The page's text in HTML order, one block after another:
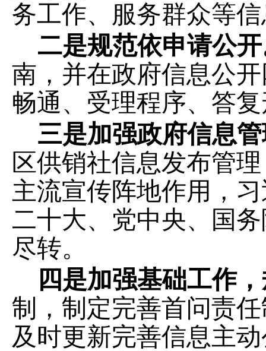
务工作、服务群众等
二是规范依申请公
南，并在政府信息公
畅通、受理程序、答
三是加强政府信息
区供销社信息发布管
主流宣传阵地作用，
二十大、党中央、国
尽转。
四是加强基础工作
制，制定完善首问责
及时更新完善信息主